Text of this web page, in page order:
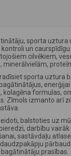
sporta
un
cilvēkiem,
sporta uztura
kolagēna formulas,
Zīmols izmanto arī
balstoties uz
darbību
sastāvdaļu
prasības.